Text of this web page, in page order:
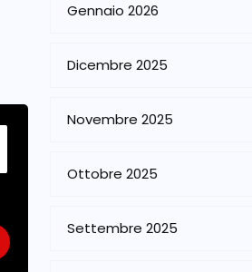
Gennaio 2026
Dicembre 2025
Novembre 2025
Ottobre 2025
Settembre 2025